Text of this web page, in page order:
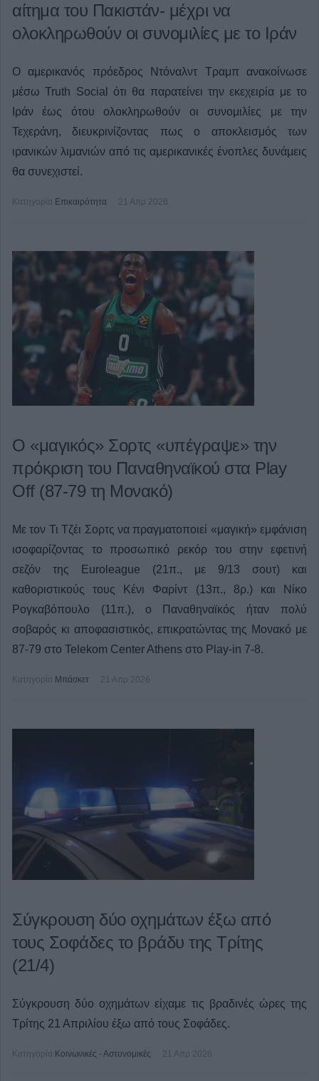
αίτημα του Πακιστάν- μέχρι να
ολοκληρωθούν οι συνομιλίες με το Ιράν
Ο αμερικανός πρόεδρος Ντόναλντ Τραμπ ανακοίνωσε
μέσω Truth Social ότι θα παρατείνει την εκεχειρία με το
Ιράν έως ότου ολοκληρωθούν οι συνομιλίες με την
Τεχεράνη, διευκρινίζοντας πως ο αποκλεισμός των
ιρανικών λιμανιών από τις αμερικανικές ένοπλες δυνάμεις
θα συνεχιστεί.
Κατηγορία Επικαιρότητα 21 Απρ 2026
Ο «μαγικός» Σορτς «υπέγραψε» την
πρόκριση του Παναθηναϊκού στα Play
Off (87-79 τη Μονακό)
Με τον Τι Τζέι Σορτς να πραγματοποιεί «μαγική» εμφάνιση
ισοφαρίζοντας το προσωπικό ρεκόρ του στην εφετινή
σεζόν της Euroleague (21π., με 9/13 σουτ) και
καθοριστικούς τους Κένι Φαρίντ (13π., 8ρ.) και Νίκο
Ρογκαβόπουλο (11π.), ο Παναθηναϊκός ήταν πολύ
σοβαρός κι αποφασιστικός, επικρατώντας της Μονακό με
87-79 στο Telekom Center Athens στο Play-in 7-8.
Κατηγορία Μπάσκετ 21 Απρ 2026
Σύγκρουση δύο οχημάτων έξω από
τους Σοφάδες το βράδυ της Τρίτης
(21/4)
Σύγκρουση δύο οχημάτων είχαμε τις βραδινές ώρες της
Τρίτης 21 Απριλίου έξω από τους Σοφάδες.
Κατηγορία Κοινωνικές - Αστυνομικές 21 Απρ 2026